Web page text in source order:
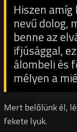
Hiszen
nevű dolog,
benne az
ifjúsággal,
álombeli és
mélyen a
Mert belőlünk él,
fekete lyuk.